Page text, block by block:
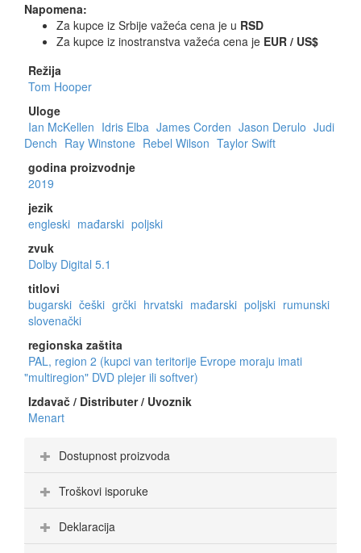
Napomena:
Za kupce iz Srbije važeća cena je u RSD
Za kupce iz inostranstva važeća cena je EUR / US$
Režija
Tom Hooper
Uloge
Ian McKellen Idris Elba James Corden Jason Derulo Judi
Dench Ray Winstone Rebel Wilson Taylor Swift
godina proizvodnje
2019
jezik
engleski mađarski poljski
zvuk
Dolby Digital 5.1
titlovi
bugarski češki grčki hrvatski mađarski poljski rumunski
slovenački
regionska zaštita
PAL, region 2 (kupci van teritorije Evrope moraju imati
"multiregion" DVD plejer ili softver)
Izdavač / Distributer / Uvoznik
Menart
Dostupnost proizvoda
Troškovi isporuke
Deklaracija